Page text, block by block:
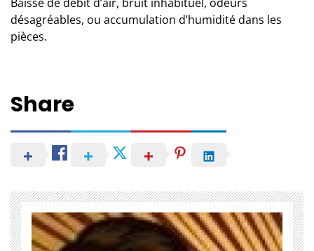
désagréables, ou accumulation d’humidité dans les
pièces.
Share